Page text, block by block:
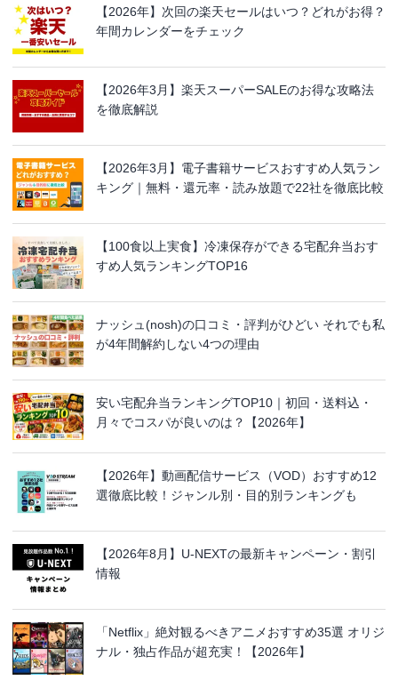
【2026年】次回の楽天セールはいつ？どれがお得？
年間カレンダーをチェック
【2026年3月】楽天スーパーSALEのお得な攻略法
を徹底解説
【2026年3月】電子書籍サービスおすすめ人気ラン
キング｜無料・還元率・読み放題で22社を徹底比較
【100食以上実食】冷凍保存ができる宅配弁当おす
すめ人気ランキングTOP16
ナッシュ(nosh)の口コミ・評判がひどい それでも私
が4年間解約しない4つの理由
安い宅配弁当ランキングTOP10｜初回・送料込・
月々でコスパが良いのは？【2026年】
【2026年】動画配信サービス（VOD）おすすめ12
選徹底比較！ジャンル別・目的別ランキングも
【2026年8月】U-NEXTの最新キャンペーン・割引
情報
「Netflix」絶対観るべきアニメおすすめ35選 オリジ
ナル・独占作品が超充実！【2026年】